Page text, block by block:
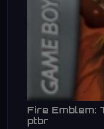
Fire Emblem:
ptbr